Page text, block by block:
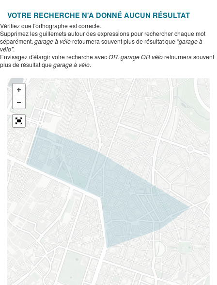
VOTRE RECHERCHE N'A DONNÉ AUCUN RÉSULTAT
Vérifiez que l'orthographe est correcte.
Supprimez les guillemets autour des expressions pour rechercher chaque mot
séparément. garage à véloretournera souvent plus de résultat que "garage à
vélo".
Envisagez d'élargir votre recherche avecOR. garage OR véloretournera souvent
plus de résultat quegarage à vélo.